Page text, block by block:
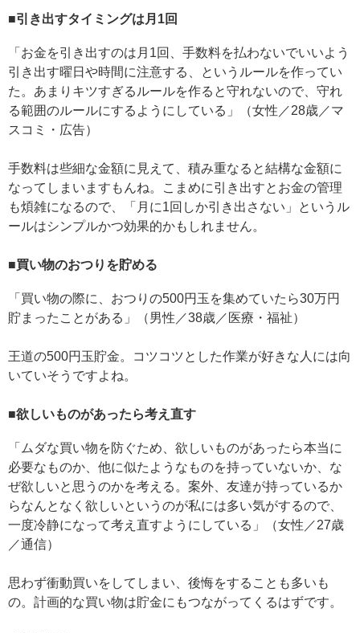
■引き出すタイミングは月1回
「お金を引き出すのは月1回、手数料を払わないでいいよう
引き出す曜日や時間に注意する、というルールを作ってい
た。あまりキツすぎるルールを作ると守れないので、守れ
る範囲のルールにするようにしている」（女性／28歳／マ
スコミ・広告）
手数料は些細な金額に見えて、積み重なると結構な金額に
なってしまいますもんね。こまめに引き出すとお金の管理
も煩雑になるので、「月に1回しか引き出さない」というル
ールはシンプルかつ効果的かもしれません。
■買い物のおつりを貯める
「買い物の際に、おつりの500円玉を集めていたら30万円
貯まったことがある」（男性／38歳／医療・福祉）
王道の500円玉貯金。コツコツとした作業が好きな人には向
いていそうですよね。
■欲しいものがあったら考え直す
「ムダな買い物を防ぐため、欲しいものがあったら本当に
必要なものか、他に似たようなものを持っていないか、な
ぜ欲しいと思うのかを考える。案外、友達が持っているか
らなんとなく欲しいというのが私には多い気がするので、
一度冷静になって考え直すようにしている」（女性／27歳
／通信）
思わず衝動買いをしてしまい、後悔をすることも多いも
の。計画的な買い物は貯金にもつながってくるはずです。